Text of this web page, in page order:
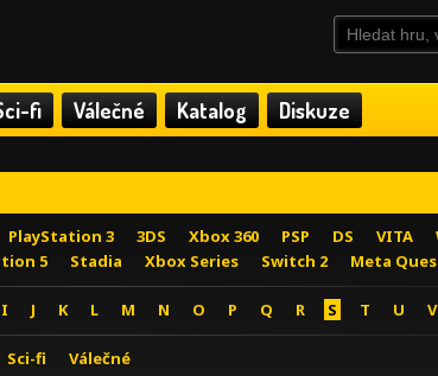
fi Válečné Katalog Diskuze
PlayStation 3 3DS Xbox 360 PSP DS VITA
5 Stadia Xbox Series Switch 2 Meta
I J K L M N O P Q R S T U V
Sci-fi Válečné